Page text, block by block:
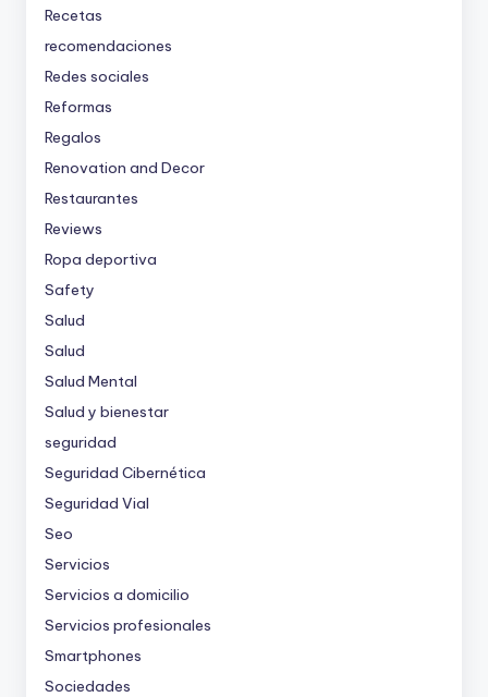
Recetas
recomendaciones
Redes sociales
Reformas
Regalos
Renovation and Decor
Restaurantes
Reviews
Ropa deportiva
Safety
Salud
Salud
Salud Mental
Salud y bienestar
seguridad
Seguridad Cibernética
Seguridad Vial
Seo
Servicios
Servicios a domicilio
Servicios profesionales
Smartphones
Sociedades